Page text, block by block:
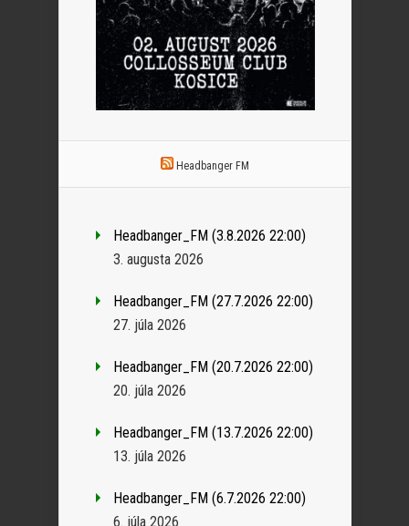
Headbanger FM
Headbanger_FM (3.8.2026 22:00)
3. augusta 2026
Headbanger_FM (27.7.2026 22:00)
27. júla 2026
Headbanger_FM (20.7.2026 22:00)
20. júla 2026
Headbanger_FM (13.7.2026 22:00)
13. júla 2026
Headbanger_FM (6.7.2026 22:00)
6. júla 2026